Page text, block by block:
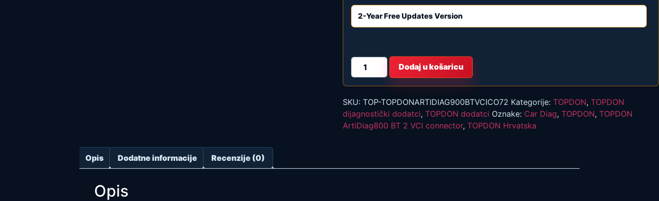
TOPDON
ArtiDiag800
BT
2
connector
količina
Dodaj u košaricu
SKU: TOP-TOPDONARTIDIAG900BTVCICO72 Kategorije: TOPDON, TOPDON
dijagnostički dodatci, TOPDON dodatci Oznake: Car Diag, TOPDON, TOPDON
ArtiDiag800 BT 2 VCI connector, TOPDON Hrvatska
Opis Dodatne informacije Recenzije (0)
Opis